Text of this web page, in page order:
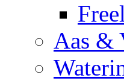
Aas &